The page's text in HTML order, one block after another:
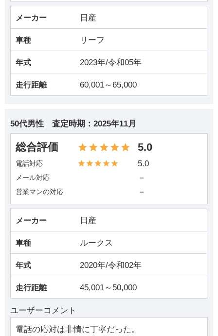
メーカー 日産
車種 リーフ
年式 2023年/令和05年
走行距離 60,001～65,000
50代男性 査定時期： 2025年11月
総合評価 5.0
電話対応 5.0
メール対応 －
営業マンの対応 －
メーカー 日産
車種 ルークス
年式 2020年/令和02年
走行距離 45,001～50,000
ユーザーコメント
電話の応対は非情に丁寧だった。